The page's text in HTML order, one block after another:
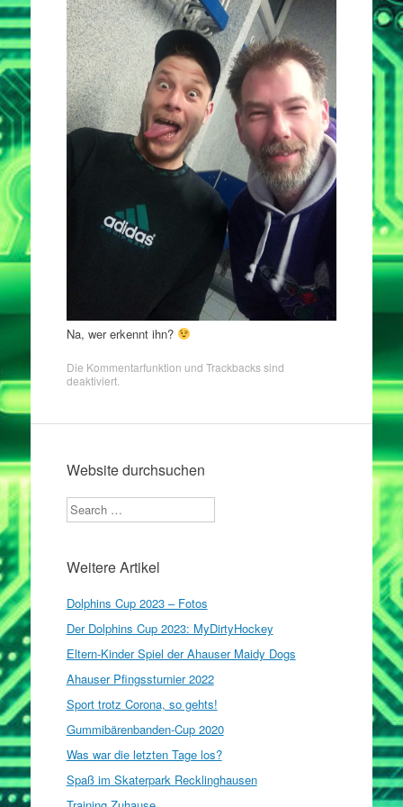
Na, wer erkennt ihn?
Die Kommentarfunktion und Trackbacks sind
deaktiviert.
Website durchsuchen
Search
Weitere Artikel
Dolphins Cup 2023 – Fotos
Der Dolphins Cup 2023: MyDirtyHockey
Eltern-Kinder Spiel der Ahauser Maidy Dogs
Ahauser Pfingssturnier 2022
Sport trotz Corona, so gehts!
Gummibärenbanden-Cup 2020
Was war die letzten Tage los?
Spaß im Skaterpark Recklinghausen